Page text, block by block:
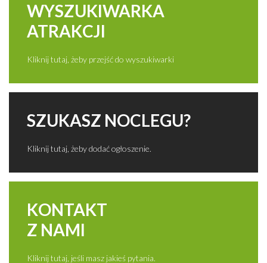
WYSZUKIWARKA
ATRAKCJI
Kliknij tutaj, żeby przejść do wyszukiwarki
SZUKASZ NOCLEGU?
Kliknij tutaj, żeby dodać ogłoszenie.
KONTAKT
Z NAMI
Kliknij tutaj, jeśli masz jakieś pytania.